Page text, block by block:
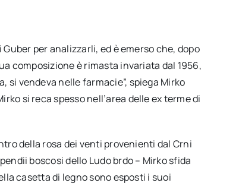
per analizzarli, ed è emerso che, dopo
composizione è rimasta invariata dal 1956,
vendeva nelle farmacie”, spiega Mirko
si reca spesso nell’area delle ex terme di
della rosa dei venti provenienti dal Crni
boscosi dello Ludo brdo – Mirko sfida
casetta di legno sono esposti i suoi